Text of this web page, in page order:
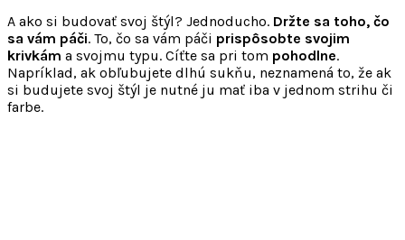
A ako si budovať svoj štýl? Jednoducho. Držte sa toho, čo
sa vám páči. To, čo sa vám páči prispôsobte svojim
krivkám a svojmu typu. Cíťte sa pri tom pohodlne.
Napríklad, ak obľubujete dlhú sukňu, neznamená to, že ak
si budujete svoj štýl je nutné ju mať iba v jednom strihu či
farbe.